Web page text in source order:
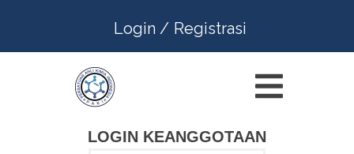
Login / Registrasi
LOGIN KEANGGOTAAN